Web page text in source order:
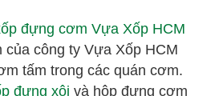
đựng cơm Vựa Xốp HCM
của công ty Vựa Xốp HCM
tấm trong các quán cơm.
đựng xôi và hộp đựng cơm